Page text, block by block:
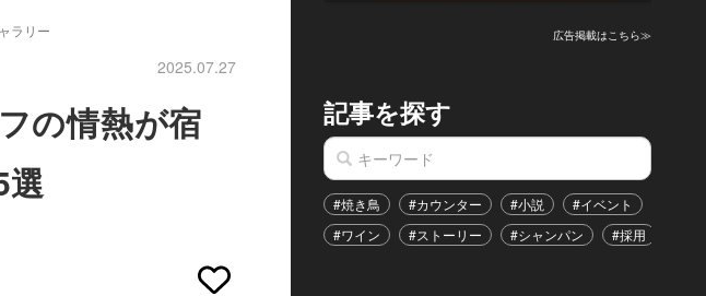
ラリー
2025.07.27
の情熱が宿
選
広告掲載はこちら≫
記事を探す
#焼き鳥 #カウンター #小説 #イベント
#ワイン
#ストーリー #シャンパン #採用